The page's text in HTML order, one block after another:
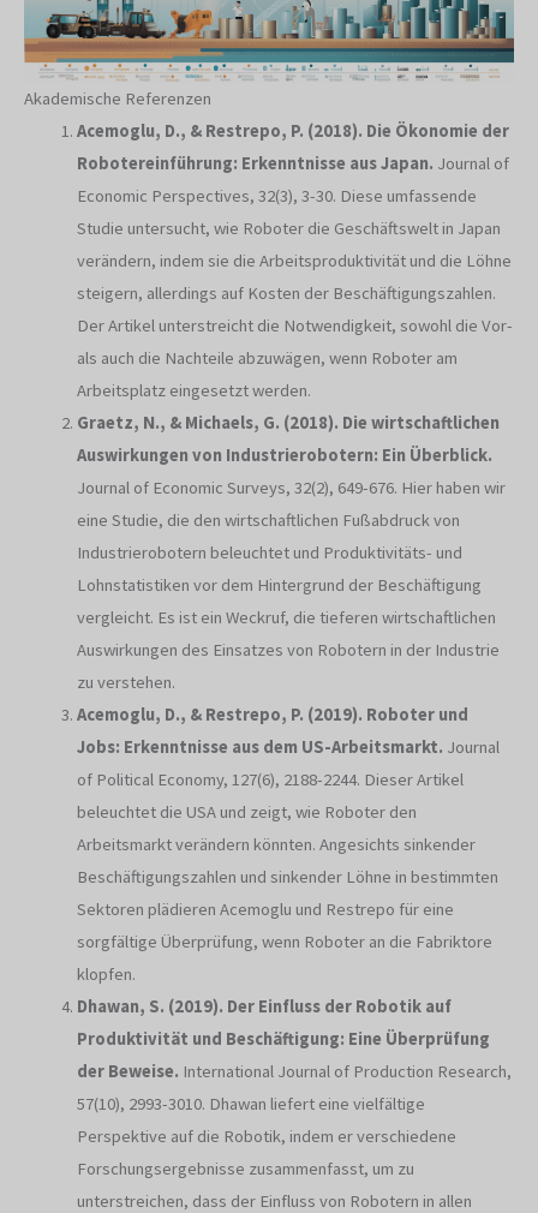
Akademische Referenzen
Acemoglu, D., & Restrepo, P. (2018). Die Ökonomie der
Robotereinführung: Erkenntnisse aus Japan. Journal of
Economic Perspectives, 32(3), 3-30. Diese umfassende
Studie untersucht, wie Roboter die Geschäftswelt in Japan
verändern, indem sie die Arbeitsproduktivität und die Löhne
steigern, allerdings auf Kosten der Beschäftigungszahlen.
Der Artikel unterstreicht die Notwendigkeit, sowohl die Vor-
als auch die Nachteile abzuwägen, wenn Roboter am
Arbeitsplatz eingesetzt werden.
Graetz, N., & Michaels, G. (2018). Die wirtschaftlichen
Auswirkungen von Industrierobotern: Ein Überblick.
Journal of Economic Surveys, 32(2), 649-676. Hier haben wir
eine Studie, die den wirtschaftlichen Fußabdruck von
Industrierobotern beleuchtet und Produktivitäts- und
Lohnstatistiken vor dem Hintergrund der Beschäftigung
vergleicht. Es ist ein Weckruf, die tieferen wirtschaftlichen
Auswirkungen des Einsatzes von Robotern in der Industrie
zu verstehen.
Acemoglu, D., & Restrepo, P. (2019). Roboter und
Jobs: Erkenntnisse aus dem US-Arbeitsmarkt. Journal
of Political Economy, 127(6), 2188-2244. Dieser Artikel
beleuchtet die USA und zeigt, wie Roboter den
Arbeitsmarkt verändern könnten. Angesichts sinkender
Beschäftigungszahlen und sinkender Löhne in bestimmten
Sektoren plädieren Acemoglu und Restrepo für eine
sorgfältige Überprüfung, wenn Roboter an die Fabriktore
klopfen.
Dhawan, S. (2019). Der Einfluss der Robotik auf
Produktivität und Beschäftigung: Eine Überprüfung
der Beweise. International Journal of Production Research,
57(10), 2993-3010. Dhawan liefert eine vielfältige
Perspektive auf die Robotik, indem er verschiedene
Forschungsergebnisse zusammenfasst, um zu
unterstreichen, dass der Einfluss von Robotern in allen